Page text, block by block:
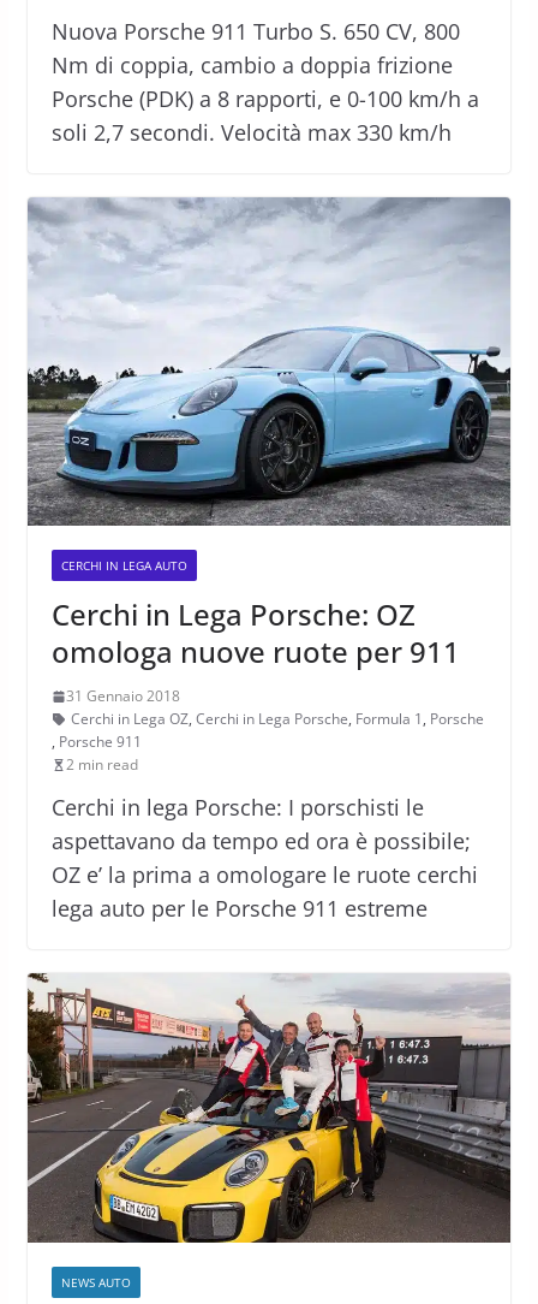
Nuova Porsche 911 Turbo S. 650 CV, 800
Nm di coppia, cambio a doppia frizione
Porsche (PDK) a 8 rapporti, e 0-100 km/h a
soli 2,7 secondi. Velocità max 330 km/h
CERCHI IN LEGA AUTO
Cerchi in Lega Porsche: OZ
omologa nuove ruote per 911
31 Gennaio 2018
Cerchi in Lega OZ, Cerchi in Lega Porsche, Formula 1, Porsche
, Porsche 911
2 min read
Cerchi in lega Porsche: I porschisti le
aspettavano da tempo ed ora è possibile;
OZ e’ la prima a omologare le ruote cerchi
lega auto per le Porsche 911 estreme
NEWS AUTO